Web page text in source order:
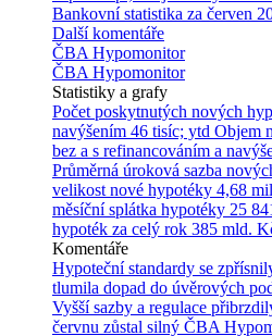
Bankovní statistika za červen
Další komentáře
ČBA Hypomonitor
ČBA Hypomonitor
Statistiky a grafy
Počet poskytnutých nových
navýšením 46 tisíc; ytd Objem
bez a s refinancováním a
Průměrná úroková sazba
velikost nové hypotéky 4,68
měsíční splátka hypotéky 25
hypoték za celý rok 385 mld.
Komentáře
Hypoteční standardy se
tlumila dopad do úvěrových
Vyšší sazby a regulace
červnu zůstal silný ČBA